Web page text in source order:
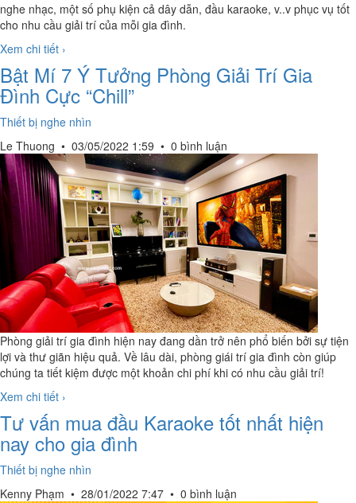
nghe nhạc, một số phụ kiện cả dây dẫn, đầu karaoke, v..v phục vụ tốt
cho nhu cầu giải trí của mỗi gia đình.
Xem chi tiết ›
Bật Mí 7 Ý Tưởng Phòng Giải Trí Gia
Đình Cực “Chill”
Thiết bị nghe nhìn
Le Thuong • 03/05/2022 1:59 • 0 bình luận
Phòng giải trí gia đình hiện nay đang dần trở nên phổ biến bởi sự tiện
lợi và thư giãn hiệu quả. Về lâu dài, phòng giái trí gia đình còn giúp
chúng ta tiết kiệm được một khoản chi phí khi có nhu cầu giải trí!
Xem chi tiết ›
Tư vấn mua đầu Karaoke tốt nhất hiện
nay cho gia đình
Thiết bị nghe nhìn
Kenny Phạm • 28/01/2022 7:47 • 0 bình luận